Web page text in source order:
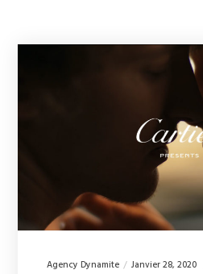
Agency Dynamite Janvier 28, 2020